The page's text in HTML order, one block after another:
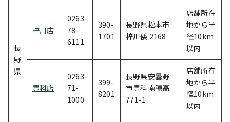
長
野
県
梓川店
0263-
78-
6111
390-
1701
長野県松本市
梓川倭 2168
店舗所在
地から半
径10km
以内
豊科店
0263-
71-
1000
399-
8201
長野県安曇野
市豊科南穂高
771-1
店舗所在
地から半
径10km
以内